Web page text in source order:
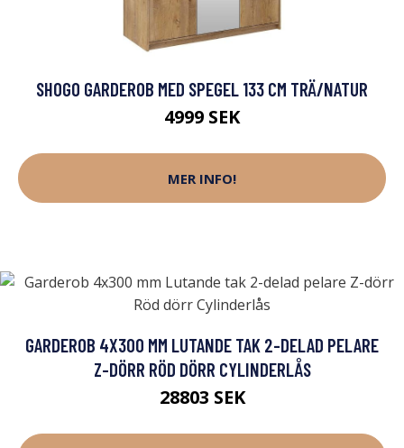
SHOGO GARDEROB MED SPEGEL 133 CM TRÄ/NATUR
4999 SEK
MER INFO!
GARDEROB 4X300 MM LUTANDE TAK 2-DELAD PELARE
Z-DÖRR RÖD DÖRR CYLINDERLÅS
28803 SEK